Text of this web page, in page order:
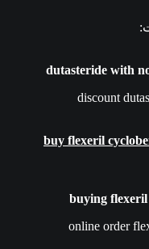
dutasteride with
discount
buy flexeril
buying flexeril
online order